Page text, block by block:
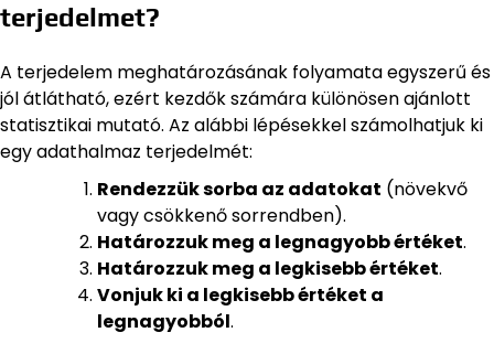
terjedelmet?
A terjedelem meghatározásának folyamata egyszerű és
jól átlátható, ezért kezdők számára különösen ajánlott
statisztikai mutató. Az alábbi lépésekkel számolhatjuk ki
egy adathalmaz terjedelmét:
Rendezzük sorba az adatokat (növekvő
vagy csökkenő sorrendben).
Határozzuk meg a legnagyobb értéket.
Határozzuk meg a legkisebb értéket.
Vonjuk ki a legkisebb értéket a
legnagyobból.